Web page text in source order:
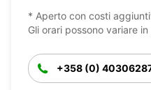
* Aperto con costi
Gli orari possono variare
+358 (0)